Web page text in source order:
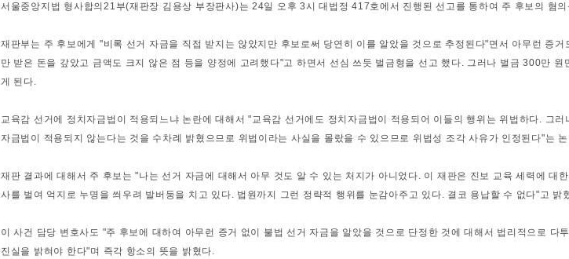
서울중앙지법 형사합의21부(재판장 김용상 부장판사)는 24일 오후 3시 대법정 417호에서 진행된 선고를 통하여 주 후보의 혐
재판부는 주 후보에게 "비록 선거 자금을 직접 받지는 않았지만 후보로써 당연히 이를 알았을 것으로 추정된다"면서 아무런 증
만 받은 돈을 갚았고 금액도 크지 않은 점 등을 양정에 고려했다"고 하면서 선심 쓰듯 벌금형을 선고 했다. 그러나 벌금 300만
게 된다.
교육감 선거에 정치자금법이 적용되느냐 논란에 대해서 "교육감 선거에도 정치자금법이 적용되어 이들의 행위는 위법하다. 그
자금법이 적용되지 않는다는 것을 수차례 밝혔으므로 위법이라는 사실을 몰랐을 수 있으므로 위법성 조각 사유가 인정된다"는
재판 결과에 대해서 주 후보는 "나는 선거 자금에 대해서 아무 것도 알 수 있는 처지가 아니었다. 이 재판은 진보 교육 세력에 대
사를 벌여 억지로 누명을 씌우려 발버둥을 치고 있다. 법원까지 그런 정략적 행위를 눈감아주고 있다. 결코 용납할 수 없다"고 밝
이 사건 담당 변호사도 "주 후보에 대하여 아무런 증거 없이 불법 선거 자금을 알았을 것으로 단정한 것에 대해서 법리적으로 다
진실을 밝혀야 한다"며 즉각 항소의 뜻을 밝혔다.